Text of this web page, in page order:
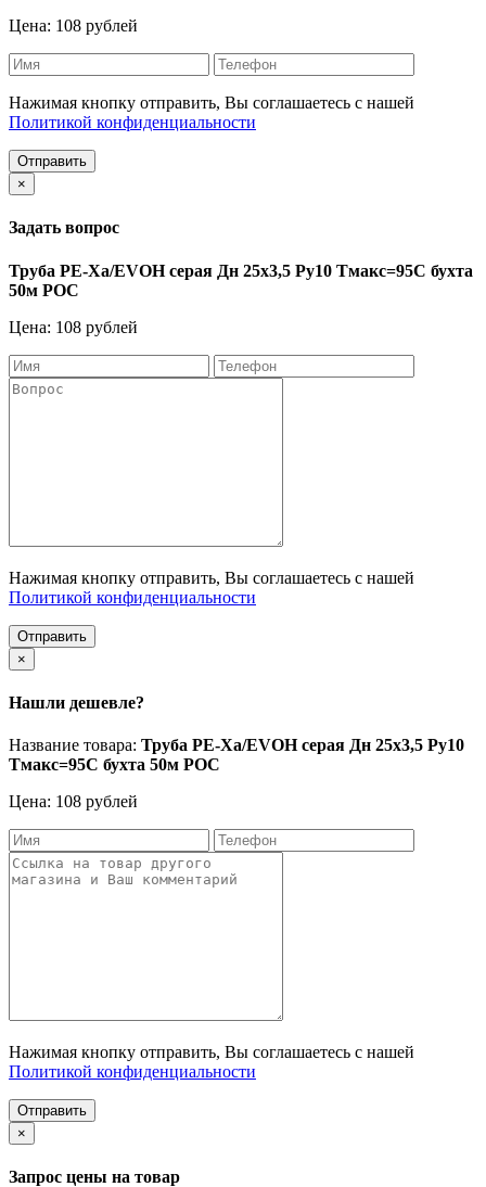
Цена: 108 рублей
Нажимая кнопку отправить, Вы соглашаетесь с нашей
Политикой конфиденциальности
Отправить
×
Задать вопрос
Труба PE-Xa/EVOH серая Дн 25х3,5 Ру10 Тмакс=95C бухта
50м РОС
Цена: 108 рублей
Нажимая кнопку отправить, Вы соглашаетесь с нашей
Политикой конфиденциальности
Отправить
×
Нашли дешевле?
Название товара: Труба PE-Xa/EVOH серая Дн 25х3,5 Ру10
Тмакс=95C бухта 50м РОС
Цена: 108 рублей
Нажимая кнопку отправить, Вы соглашаетесь с нашей
Политикой конфиденциальности
Отправить
×
Запрос цены на товар